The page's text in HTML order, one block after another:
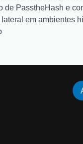
de PasstheHash e
em ambientes